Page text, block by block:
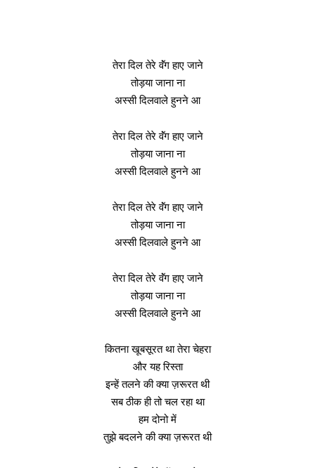
तेरा दिल तेरे वॅंग हाए जाने
तोड़या जाना ना
अस्सी दिलवाले हुनने आ
तेरा दिल तेरे वॅंग हाए जाने
तोड़या जाना ना
अस्सी दिलवाले हुनने आ
तेरा दिल तेरे वॅंग हाए जाने
तोड़या जाना ना
अस्सी दिलवाले हुनने आ
तेरा दिल तेरे वॅंग हाए जाने
तोड़या जाना ना
अस्सी दिलवाले हुनने आ
कितना खूबसूरत था तेरा चेहरा
और यह रिस्ता
इन्हें तलने की क्या ज़रूरत थी
सब ठीक ही तो चल रहा था
हम दोनो में
तुझे बदलने की क्या ज़रूरत थी